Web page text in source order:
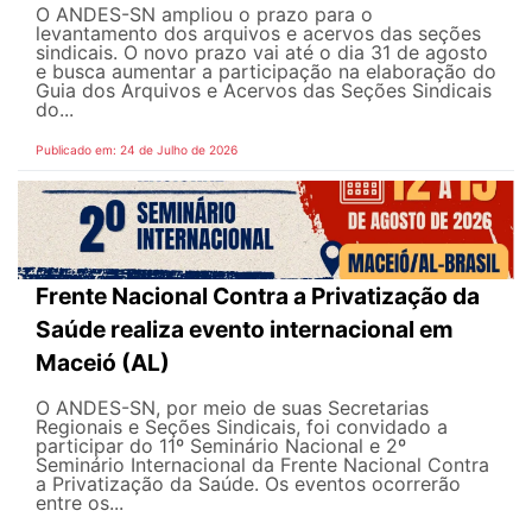
O ANDES-SN ampliou o prazo para o
levantamento dos arquivos e acervos das seções
sindicais. O novo prazo vai até o dia 31 de agosto
e busca aumentar a participação na elaboração do
Guia dos Arquivos e Acervos das Seções Sindicais
do...
Publicado em: 24 de Julho de 2026
Frente Nacional Contra a Privatização da
Saúde realiza evento internacional em
Maceió (AL)
O ANDES-SN, por meio de suas Secretarias
Regionais e Seções Sindicais, foi convidado a
participar do 11º Seminário Nacional e 2º
Seminário Internacional da Frente Nacional Contra
a Privatização da Saúde. Os eventos ocorrerão
entre os...